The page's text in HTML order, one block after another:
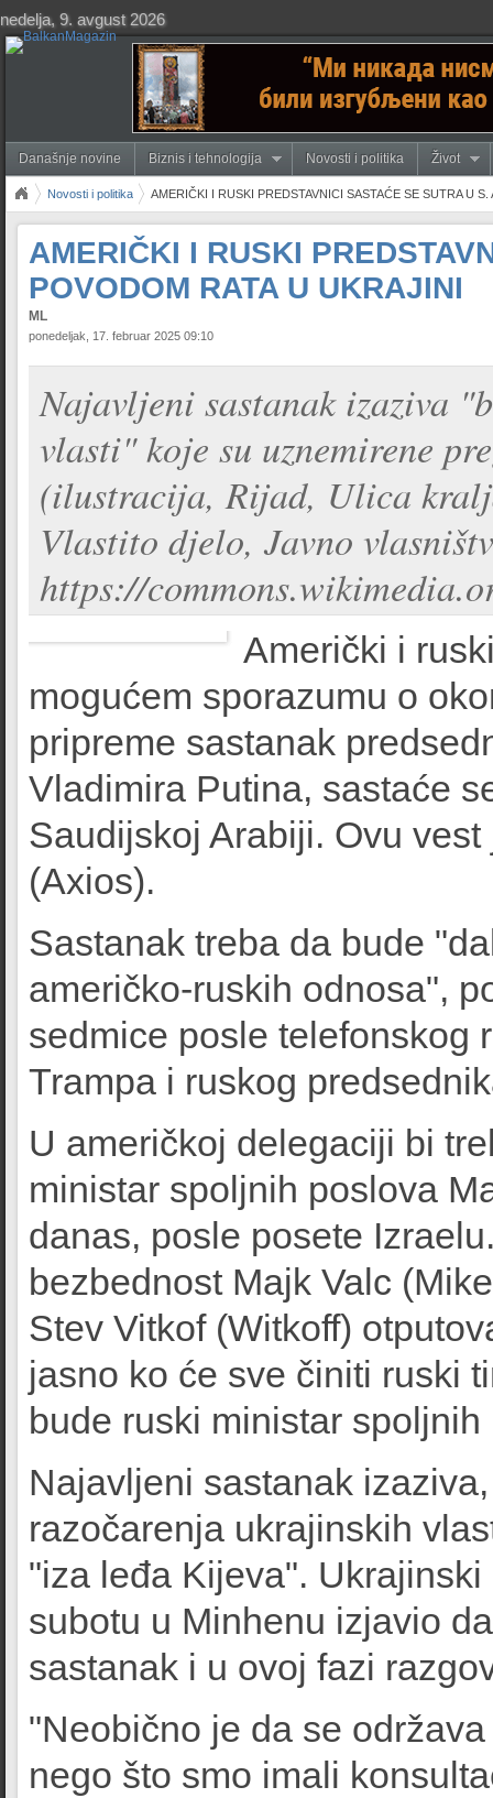
nedelja, 9. avgust 2026
Današnje novine Biznis i tehnologija Novosti i politika Život
Novosti i politika AMERIČKI I RUSKI PREDSTAVNICI SASTAĆE SE SUTRA U
AMERIČKI I RUSKI
POVODOM RATA U UKRAJINI
ML
ponedeljak, 17. februar 2025 09:10
Najavljeni sastanak izaziva
vlasti" koje su uznemirene
(ilustracija, Rijad, Ulica
Vlastito djelo, Javno
https://
Američki i
mogućem sporazumu o
pripreme sastanak
Vladimira Putina, sastaće
Saudijskoj Arabiji. Ovu
(Axios).
Sastanak treba da bude
američko-ruskih odnosa",
sedmice posle telefonskog
Trampa i ruskog
U američkoj delegaciji bi
ministar spoljnih poslova
danas, posle posete
bezbednost Majk Valc
Stev Vitkof (Witkoff)
jasno ko će sve činiti ruski
bude ruski ministar
Najavljeni sastanak
razočarenja ukrajinskih
"iza leđa Kijeva".
subotu u Minhenu izjavio
sastanak i u ovoj fazi
"Neobično je da se
nego što smo imali